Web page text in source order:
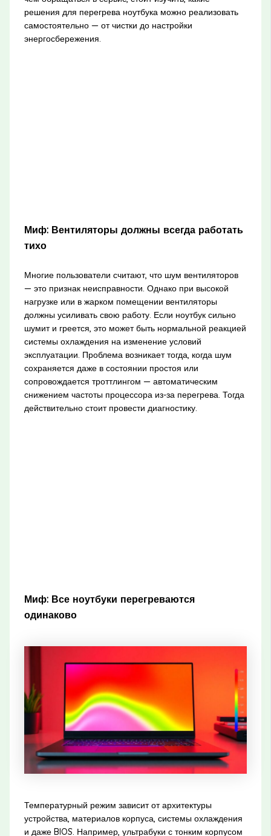
решения для перегрева ноутбука можно реализовать
самостоятельно — от чистки до настройки
энергосбережения.
Миф: Вентиляторы должны всегда работать
тихо
Многие пользователи считают, что шум вентиляторов
— это признак неисправности. Однако при высокой
нагрузке или в жарком помещении вентиляторы
должны усиливать свою работу. Если ноутбук сильно
шумит и греется, это может быть нормальной реакцией
системы охлаждения на изменение условий
эксплуатации. Проблема возникает тогда, когда шум
сохраняется даже в состоянии простоя или
сопровождается троттлингом — автоматическим
снижением частоты процессора из-за перегрева. Тогда
действительно стоит провести диагностику.
Миф: Все ноутбуки перегреваются
одинаково
Температурный режим зависит от архитектуры
устройства, материалов корпуса, системы охлаждения
и даже BIOS. Например, ультрабуки с тонким корпусом